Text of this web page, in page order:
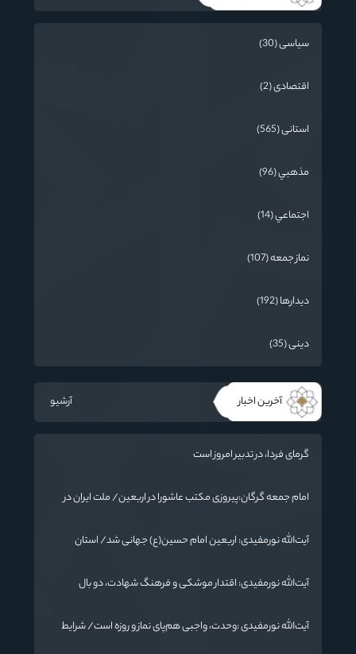
سیاسی (30)
اقتصادی (2)
استانی (565)
مذهبي (96)
اجتماعي (14)
نماز جمعه (107)
دیدارها (192)
دینی (35)
آخرین اخبار آرشیو
گرمای فردا، در تدبیر امروز است
امام جمعه گرگان:پیروزی مکتب عاشورا در اربعین/ ملت ایران در
آیت‌الله نورمفیدی: اربعین امام حسین(ع) جهانی شد/ استان
دارد
آیت‌الله نورمفیدی: اقتدار موشکی و فرهنگ شهادت، دو بال
آیت‌الله نورمفیدی :وحدت، واجبی هم‌پای نماز و روزه است/ شرایط